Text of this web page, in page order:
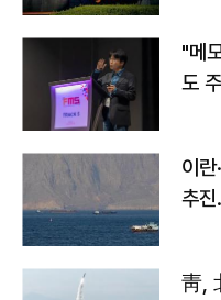
"메
도
이
추
靑,